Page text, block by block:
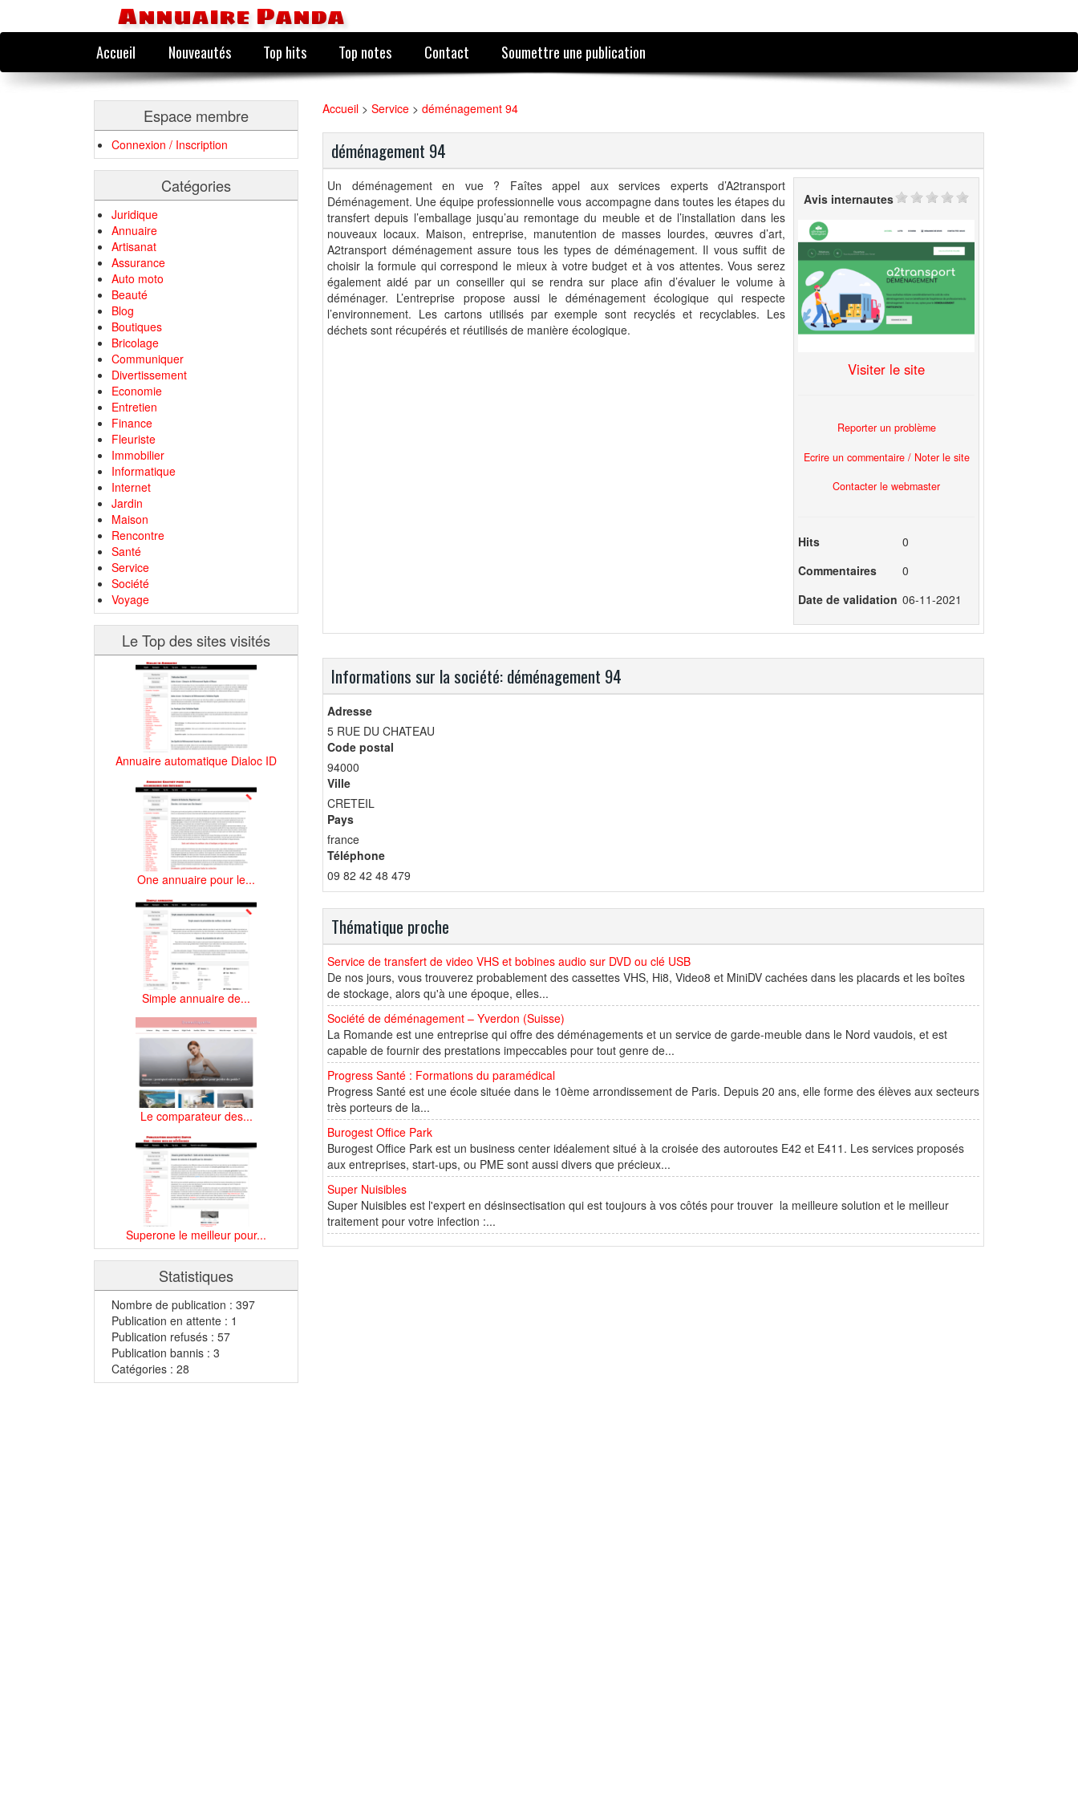
Annuaire Panda
Accueil Nouveautés Top hits Top notes Contact Soumettre une publication
Espace membre
Connexion / Inscription
Catégories
Juridique
Annuaire
Artisanat
Assurance
Auto moto
Beauté
Blog
Boutiques
Bricolage
Communiquer
Divertissement
Economie
Entretien
Finance
Fleuriste
Immobilier
Informatique
Internet
Jardin
Maison
Rencontre
Santé
Service
Société
Voyage
Le Top des sites visités
Annuaire automatique Dialoc ID
One annuaire pour le...
Simple annuaire de...
Le comparateur des...
Superone le meilleur pour...
Statistiques
Nombre de publication : 397
Publication en attente : 1
Publication refusés : 57
Publication bannis : 3
Catégories : 28
Accueil > Service > déménagement 94
déménagement 94
Un déménagement en vue ? Faîtes appel aux services experts d’A2transport
Déménagement. Une équipe professionnelle vous accompagne dans toutes les étapes du
transfert depuis l’emballage jusqu’au remontage du meuble et de l’installation dans les
nouveaux locaux. Maison, entreprise, manutention de masses lourdes, œuvres d’art,
A2transport déménagement assure tous les types de déménagement. Il vous suffit de
choisir la formule qui correspond le mieux à votre budget et à vos attentes. Vous serez
également aidé par un conseiller qui se rendra sur place afin d’évaluer le volume à
déménager. L’entreprise propose aussi le déménagement écologique qui respecte
l’environnement. Les cartons utilisés par exemple sont recyclés et recyclables. Les
déchets sont récupérés et réutilisés de manière écologique.
Avis internautes
Visiter le site
Reporter un problème
Ecrire un commentaire / Noter le site
Contacter le webmaster
Hits
0
Commentaires
0
Date de validation 06-11-2021
Informations sur la société: déménagement 94
Adresse
5 RUE DU CHATEAU
Code postal
94000
Ville
CRETEIL
Pays
france
Téléphone
09 82 42 48 479
Thématique proche
Service de transfert de video VHS et bobines audio sur DVD ou clé USB
De nos jours, vous trouverez probablement des cassettes VHS, Hi8, Video8 et MiniDV cachées dans les placards et les boîtes
de stockage, alors qu'à une époque, elles...
Société de déménagement – Yverdon (Suisse)
La Romande est une entreprise qui offre des déménagements et un service de garde-meuble dans le Nord vaudois, et est
capable de fournir des prestations impeccables pour tout genre de...
Progress Santé : Formations du paramédical
Progress Santé est une école située dans le 10ème arrondissement de Paris. Depuis 20 ans, elle forme des élèves aux secteurs
très porteurs de la...
Burogest Office Park
Burogest Office Park est un business center idéalement situé à la croisée des autoroutes E42 et E411. Les services proposés
aux entreprises, start-ups, ou PME sont aussi divers que précieux...
Super Nuisibles
Super Nuisibles est l'expert en désinsectisation qui est toujours à vos côtés pour trouver la meilleure solution et le meilleur
traitement pour votre infection :...